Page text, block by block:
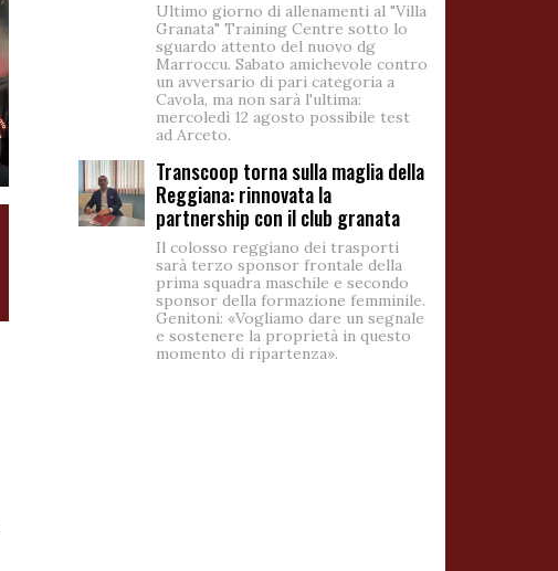
Ultimo giorno di allenamenti al "Villa
Granata" Training Centre sotto lo
sguardo attento del nuovo dg
Marroccu. Sabato amichevole contro
un avversario di pari categoria a
Cavola, ma non sarà l'ultima:
mercoledì 12 agosto possibile test
ad Arceto.
Transcoop torna sulla maglia della
Reggiana: rinnovata la
partnership con il club granata
Il colosso reggiano dei trasporti
sarà terzo sponsor frontale della
prima squadra maschile e secondo
sponsor della formazione femminile.
Genitoni: «Vogliamo dare un segnale
e sostenere la proprietà in questo
momento di ripartenza».